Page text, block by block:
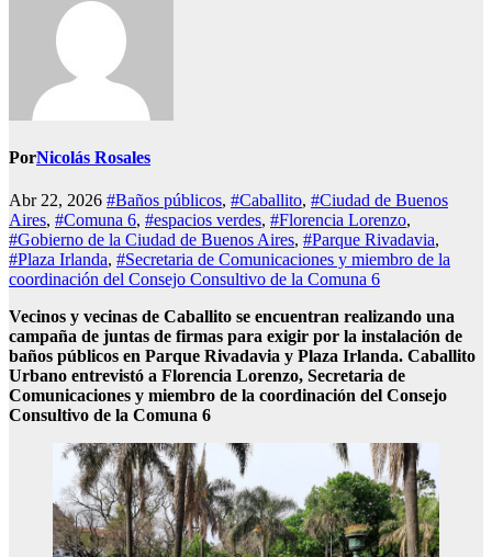
PorNicolás Rosales
Abr 22, 2026 #Baños públicos, #Caballito, #Ciudad de Buenos
Aires, #Comuna 6, #espacios verdes, #Florencia Lorenzo,
#Gobierno de la Ciudad de Buenos Aires, #Parque Rivadavia,
#Plaza Irlanda, #Secretaria de Comunicaciones y miembro de la
coordinación del Consejo Consultivo de la Comuna 6
Vecinos y vecinas de Caballito se encuentran realizando una
campaña de juntas de firmas para exigir por la instalación de
baños públicos en Parque Rivadavia y Plaza Irlanda. Caballito
Urbano entrevistó a Florencia Lorenzo, Secretaria de
Comunicaciones y miembro de la coordinación del Consejo
Consultivo de la Comuna 6